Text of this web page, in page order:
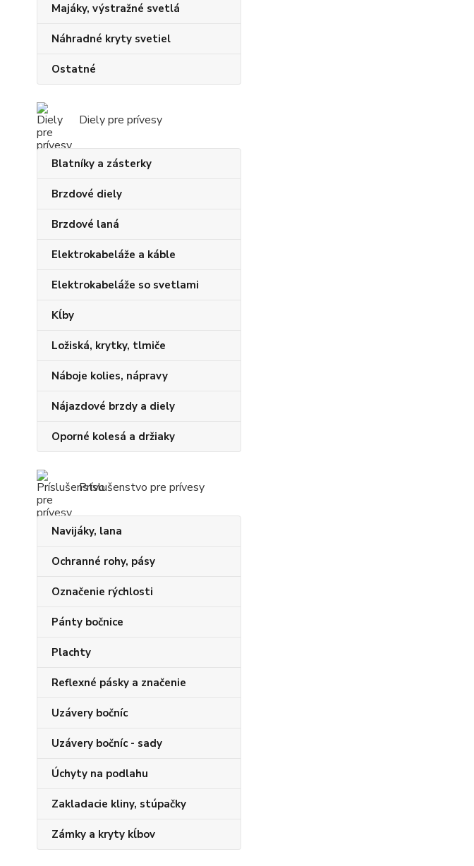
Majáky, výstražné svetlá
Náhradné kryty svetiel
Ostatné
Diely pre prívesy
Blatníky a zásterky
Brzdové diely
Brzdové laná
Elektrokabeláže a káble
Elektrokabeláže so svetlami
Kĺby
Ložiská, krytky, tlmiče
Náboje kolies, nápravy
Nájazdové brzdy a diely
Oporné kolesá a držiaky
Príslušenstvo pre prívesy
Navijáky, lana
Ochranné rohy, pásy
Označenie rýchlosti
Pánty bočnice
Plachty
Reflexné pásky a značenie
Uzávery bočníc
Uzávery bočníc - sady
Úchyty na podlahu
Zakladacie kliny, stúpačky
Zámky a kryty kĺbov